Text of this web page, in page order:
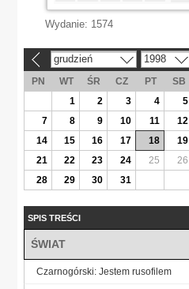
Wydanie: 1574
grudzień 1998
PN WT ŚR CZ PT SB
1
2 3 4 5
7
8 9 10 11 12
14
15 16 17 18 19
21
22 23 24 25 26
28
29 30 31
SPIS TREŚCI
ŚWIAT
Czarnogórski: Jestem rusofilem